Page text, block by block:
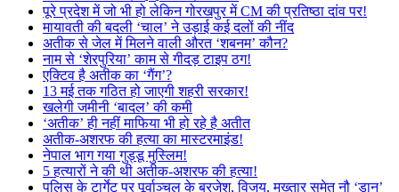
पूरे प्रदेश में जो भी हो लेकिन गोरखपुर में CM की प्रतिष्ठा दांव पर!
मायावती की बदली ‘चाल’ ने उड़ाई कई दलों की नींद
अतीक से जेल में मिलने वाली औरत ‘शबनम’ कौन?
नाम से ‘शेरपुरिया’ काम से गीदड़ टाइप ठग!
एक्टिव है अतीक का ‘गैंग’?
13 मई तक गठित हो जाएगी शहरी सरकार!
खलेगी जमीनी ‘बादल’ की कमी
‘अतीक’ ही नहीं माफिया भी हो रहे है अतीत
अतीक-अशरफ की हत्या का मास्टरमाइंड!
नेपाल भाग गया गुड्डू मुस्लिम!
5 हत्यारों ने की थी अतीक-अशरफ की हत्या!
पुलिस के टार्गेट पर पूर्वाञ्चल के ब्रजेश, विजय, मुख्तार समेत नौ ‘डान’